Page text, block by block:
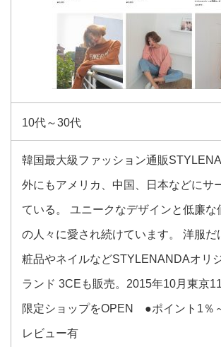
10代～30代
韓国最大級ファッション通販
外にもアメリカ、中国、日本などにサ
ている。 ユニークなデザインと低廉な
の人々に愛され続けています。 洋服だ
粧品やネイルなどSTYLENANDAオリ
ランド 3CEも販売。2015年10月東京
限定ショップをOPEN ●ポイント1
レビュー有